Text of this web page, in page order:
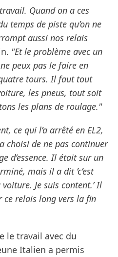
Quand on a ces
temps de piste qu’on ne
aussi nos relais
"Et le problème avec un
peux pas le faire en
tours. Il faut tout
les pneus, tout soit
les plans de roulage."
ce qui l’a arrêté en EL2,
choisi de ne pas continuer
d’essence. Il était sur un
mais il a dit ’c’est
Je suis content.’ Il
ce relais long vers la fin
le travail avec du
Italien a permis